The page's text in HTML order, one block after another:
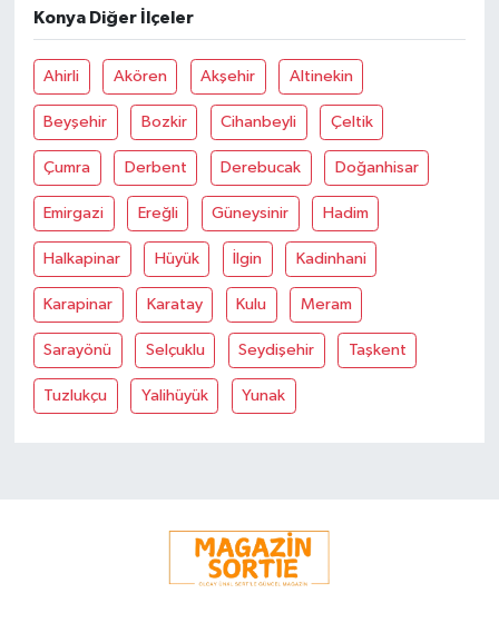
Konya Diğer İlçeler
Ahirli Akören Akşehir Altinekin
Beyşehir Bozkir Cihanbeyli Çeltik
Çumra Derbent Derebucak Doğanhisar
Emirgazi Ereğli Güneysinir Hadim
Halkapinar Hüyük İlgin Kadinhani
Karapinar Karatay Kulu Meram
Sarayönü Selçuklu Seydişehir Taşkent
Tuzlukçu Yalihüyük Yunak